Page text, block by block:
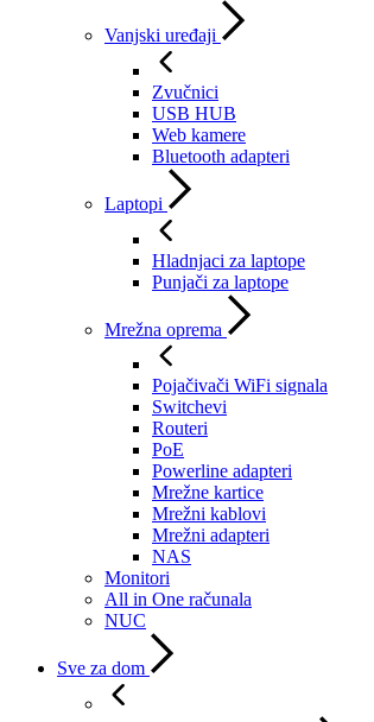
Vanjski uređaji
Zvučnici
USB HUB
Web kamere
Bluetooth adapteri
Laptopi
Hladnjaci za laptope
Punjači za laptope
Mrežna oprema
Pojačivači WiFi signala
Switchevi
Routeri
PoE
Powerline adapteri
Mrežne kartice
Mrežni kablovi
Mrežni adapteri
NAS
Monitori
All in One računala
NUC
Sve za dom